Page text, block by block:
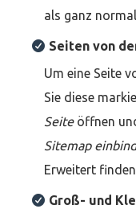
als ganz
Seiten von
Um eine Seite
Sie diese
Seiteöffnen
Sitemap
Erweitert
Groß- und